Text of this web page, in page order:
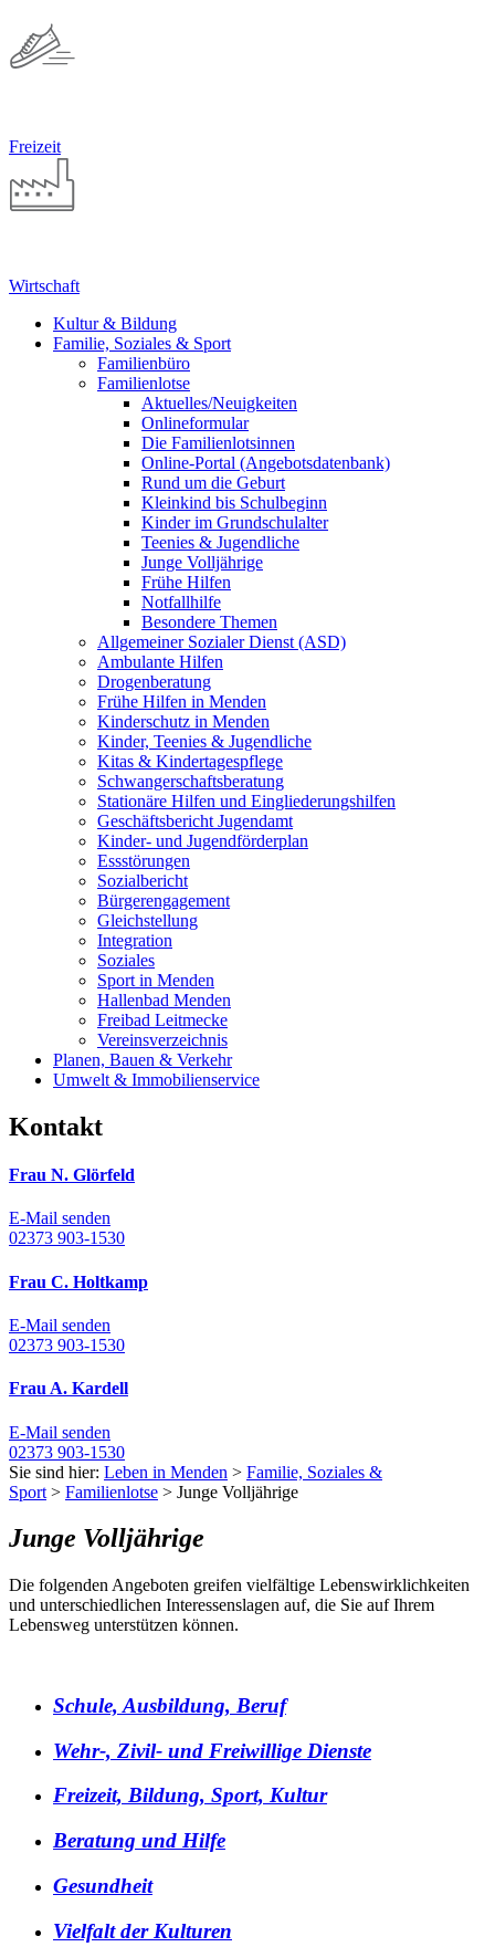
Freizeit
Wirtschaft
Kultur & Bildung
Familie, Soziales & Sport
Familienbüro
Familienlotse
Aktuelles/Neuigkeiten
Onlineformular
Die Familienlotsinnen
Online-Portal (Angebotsdatenbank)
Rund um die Geburt
Kleinkind bis Schulbeginn
Kinder im Grundschulalter
Teenies & Jugendliche
Junge Volljährige
Frühe Hilfen
Notfallhilfe
Besondere Themen
Allgemeiner Sozialer Dienst (ASD)
Ambulante Hilfen
Drogenberatung
Frühe Hilfen in Menden
Kinderschutz in Menden
Kinder, Teenies & Jugendliche
Kitas & Kindertagespflege
Schwangerschaftsberatung
Stationäre Hilfen und Eingliederungshilfen
Geschäftsbericht Jugendamt
Kinder- und Jugendförderplan
Essstörungen
Sozialbericht
Bürgerengagement
Gleichstellung
Integration
Soziales
Sport in Menden
Hallenbad Menden
Freibad Leitmecke
Vereinsverzeichnis
Planen, Bauen & Verkehr
Umwelt & Immobilienservice
Kontakt
Frau N. Glörfeld
E-Mail senden
02373 903-1530
Frau C. Holtkamp
E-Mail senden
02373 903-1530
Frau A. Kardell
E-Mail senden
02373 903-1530
Sie sind hier: Leben in Menden > Familie, Soziales &
Sport > Familienlotse > Junge Volljährige
Junge Volljährige
Die folgenden Angeboten greifen vielfältige Lebenswirklichkeiten
und unterschiedlichen Interessenslagen auf, die Sie auf Ihrem
Lebensweg unterstützen können.
Schule, Ausbildung, Beruf
Wehr-, Zivil- und Freiwillige Dienste
Freizeit, Bildung, Sport, Kultur
Beratung und Hilfe
Gesundheit
Vielfalt der Kulturen